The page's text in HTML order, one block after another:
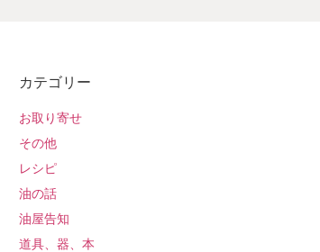
カテゴリー
お取り寄せ
その他
レシピ
油の話
油屋告知
道具、器、本